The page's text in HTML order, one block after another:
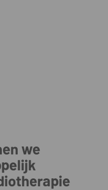
we